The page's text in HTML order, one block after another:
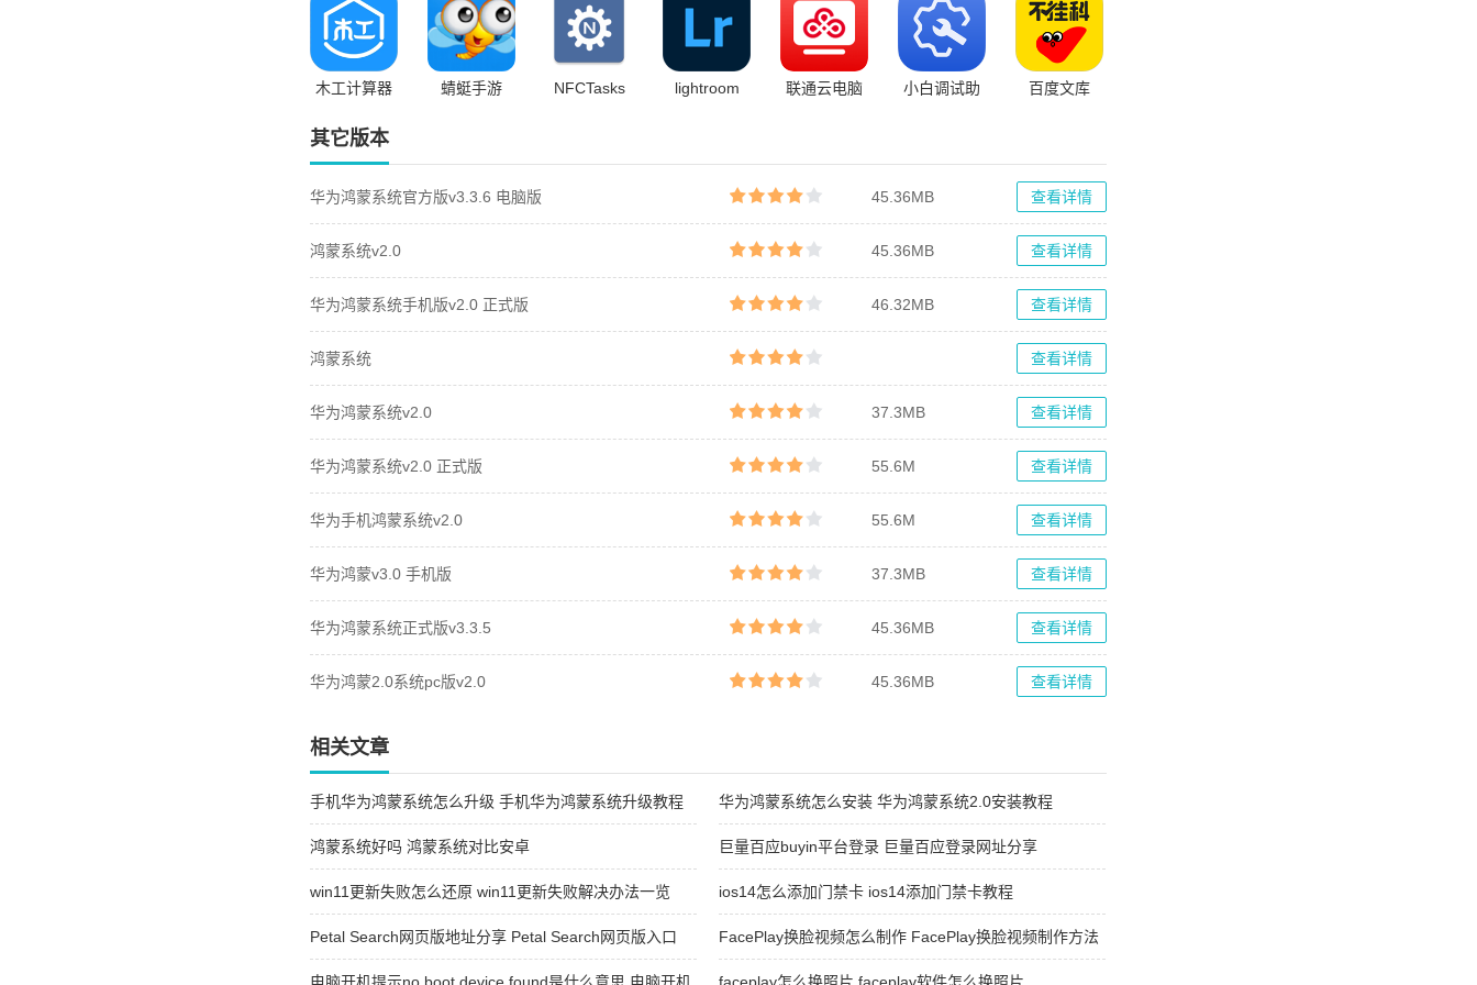
木工计算器 蜻蜓手游 NFCTasks lightroom 联通云电脑
小白调试助
百度文库
其它版本
华为鸿蒙系统官方版v3.3.6 电脑版 45.36MB 查看详情
鸿蒙系统v2.0 45.36MB 查看详情
华为鸿蒙系统手机版v2.0 正式版 46.32MB 查看详情
鸿蒙系统 查看详情
华为鸿蒙系统v2.0 37.3MB 查看详情
华为鸿蒙系统v2.0 正式版 55.6M 查看详情
华为手机鸿蒙系统v2.0 55.6M 查看详情
华为鸿蒙v3.0 手机版 37.3MB 查看详情
华为鸿蒙系统正式版v3.3.5 45.36MB 查看详情
华为鸿蒙2.0系统pc版v2.0 45.36MB 查看详情
相关文章
手机华为鸿蒙系统怎么升级 手机华为鸿蒙系统升级教程 华为鸿蒙系统怎么安装 华为鸿蒙系统2.0安装教程
鸿蒙系统好吗 鸿蒙系统对比安卓 巨量百应buyin平台登录 巨量百应登录网址分享
win11更新失败怎么还原 win11更新失败解决办法一览
2026
ios14怎么添加门禁卡 ios14添加门禁卡教程
Petal Search网页版地址分享 Petal Search网页版入口 FacePlay换脸视频怎么制作 FacePlay换脸视频制作方法